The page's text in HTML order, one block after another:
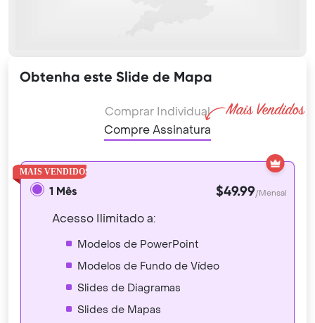
Obtenha este Slide de Mapa
Comprar Individual
Compre Assinatura
1 Mês $49.99/Mensal
Acesso Ilimitado a:
Modelos de PowerPoint
Modelos de Fundo de Vídeo
Slides de Diagramas
Slides de Mapas